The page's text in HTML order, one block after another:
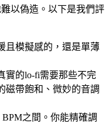
以偽造。以下是我們評
且模擬感的，還是單薄
實的lo-fi需要那些不完
帶飽和、微妙的音調
BPM之間。你能精確調